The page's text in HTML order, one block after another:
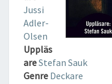
Jussi
Adler-
Olsen
Uppläs
areStefan Sauk
Genre Deckare